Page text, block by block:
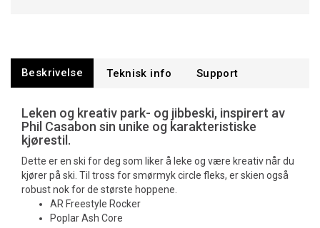
Beskrivelse Teknisk info Support
Leken og kreativ park- og jibbeski, inspirert av
Phil Casabon sin unike og karakteristiske
kjørestil.
Dette er en ski for deg som liker å leke og være kreativ når du
kjører på ski. Til tross for smørmyk circle fleks, er skien også
robust nok for de største hoppene.
AR Freestyle Rocker
Poplar Ash Core